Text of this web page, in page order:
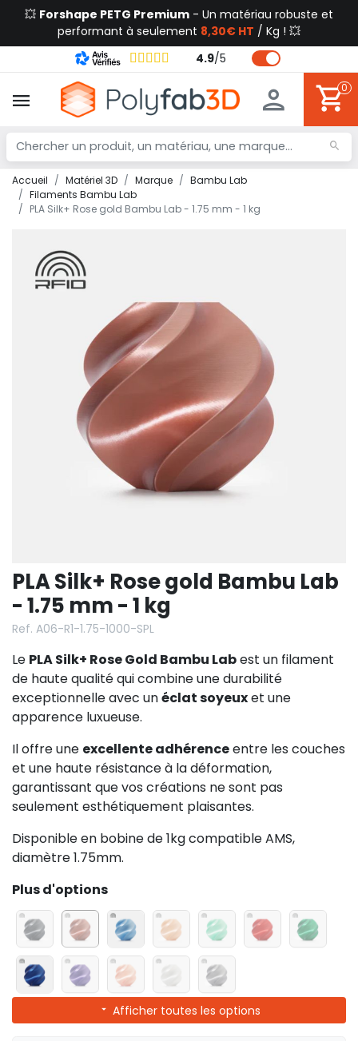
💥 Forshape PETG Premium - Un matériau robuste et
performant à seulement 8,30€ HT / Kg ! 💥
4.9/5
0
Accueil Matériel 3D Marque
Bambu Lab
Filaments Bambu Lab
PLA Silk+ Rose gold Bambu Lab - 1.75 mm - 1 kg
PLA Silk+ Rose gold Bambu Lab
- 1.75 mm - 1 kg
Ref. A06-R1-1.75-1000-SPL
Le PLA Silk+ Rose Gold Bambu Labest un filament
de haute qualité qui combine une durabilité
exceptionnelle avec unéclat soyeuxet une
apparence luxueuse.
Il offre une excellente adhérenceentre les couches
et une haute résistance à la déformation,
garantissant que vos créations ne sont pas
seulement esthétiquement plaisantes.
Disponible en bobine de 1kg compatible AMS,
diamètre 1.75mm.
Plus d'options
Afficher toutes les options